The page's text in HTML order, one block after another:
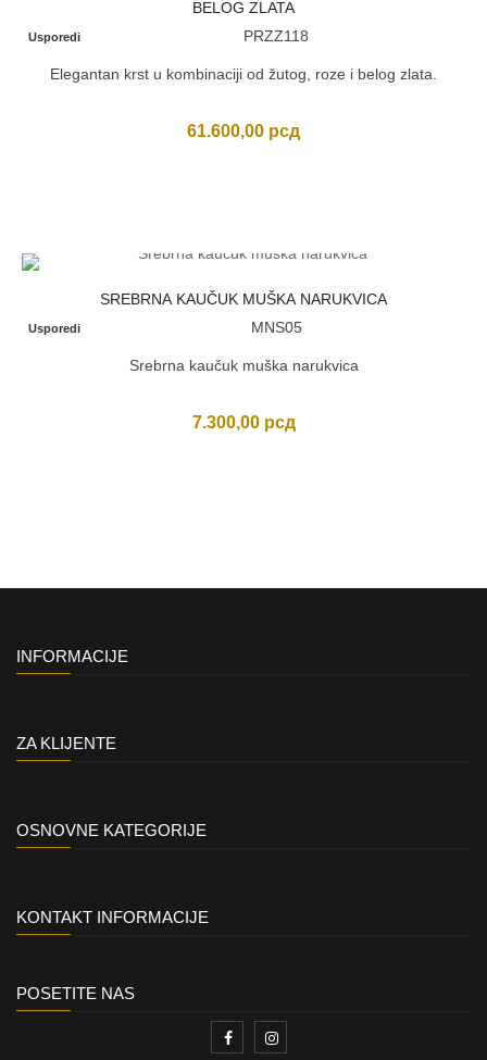
BELOG ZLATA
Usporedi PRZZ118
Elegantan krst u kombinaciji od žutog, roze i belog zlata.
61.600,00 рсд
SREBRNA KAUČUK MUŠKA NARUKVICA
Usporedi MNS05
Srebrna kaučuk muška narukvica
7.300,00 рсд
INFORMACIJE
ZA KLIJENTE
OSNOVNE KATEGORIJE
KONTAKT INFORMACIJE
POSETITE NAS